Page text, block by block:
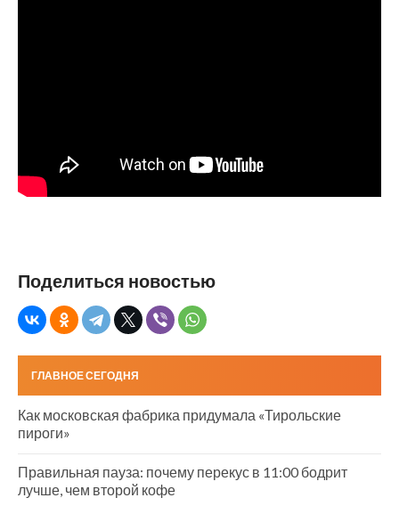
Поделиться новостью
ГЛАВНОЕ СЕГОДНЯ
Как московская фабрика придумала «Тирольские
пироги»
Правильная пауза: почему перекус в 11:00 бодрит
лучше, чем второй кофе